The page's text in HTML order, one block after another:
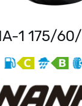
1 175/